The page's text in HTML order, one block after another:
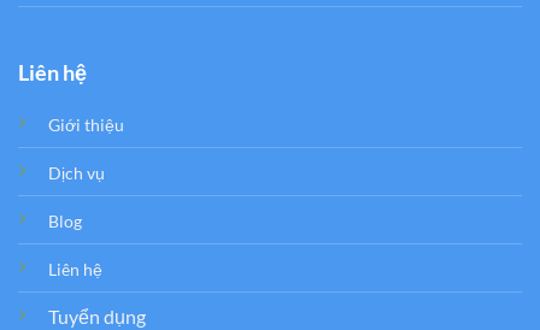
Liên hệ
Giới thiệu
Dịch vụ
Blog
Liên hệ
Tuyển dụng